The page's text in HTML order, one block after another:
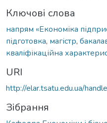
Ключові слова
напрям «Економіка
підготовка, магістр,
кваліфікаційна
URI
http://elar.tsatu.edu.ua/
Зібрання